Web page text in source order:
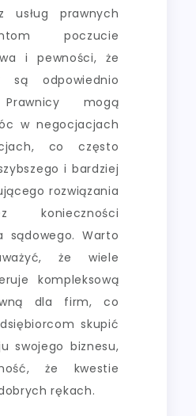
usług prawnych
poczucie
i pewności, że
są odpowiednio
mogą
w negocjacjach
co często
i bardziej
rozwiązania
konieczności
sądowego. Warto
że wiele
kompleksową
dla firm, co
skupić
swojego biznesu,
że kwestie
rękach.